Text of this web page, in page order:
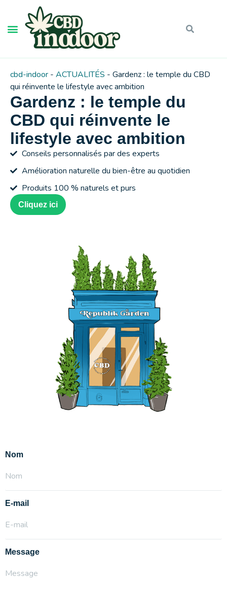
cbd-indoor - ACTUALITÉS - Gardenz : le temple du CBD
qui réinvente le lifestyle avec ambition
Gardenz : le temple du
CBD qui réinvente le
lifestyle avec ambition
Conseils personnalisés par des experts
Amélioration naturelle du bien-être au quotidien
Produits 100 % naturels et purs
Cliquez ici
Nom
E-mail
Message